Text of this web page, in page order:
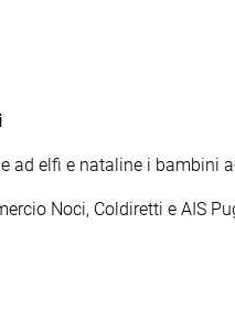
ad elfi e nataline i bambini
Noci, Coldiretti e AIS